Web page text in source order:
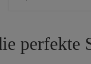
perfekte